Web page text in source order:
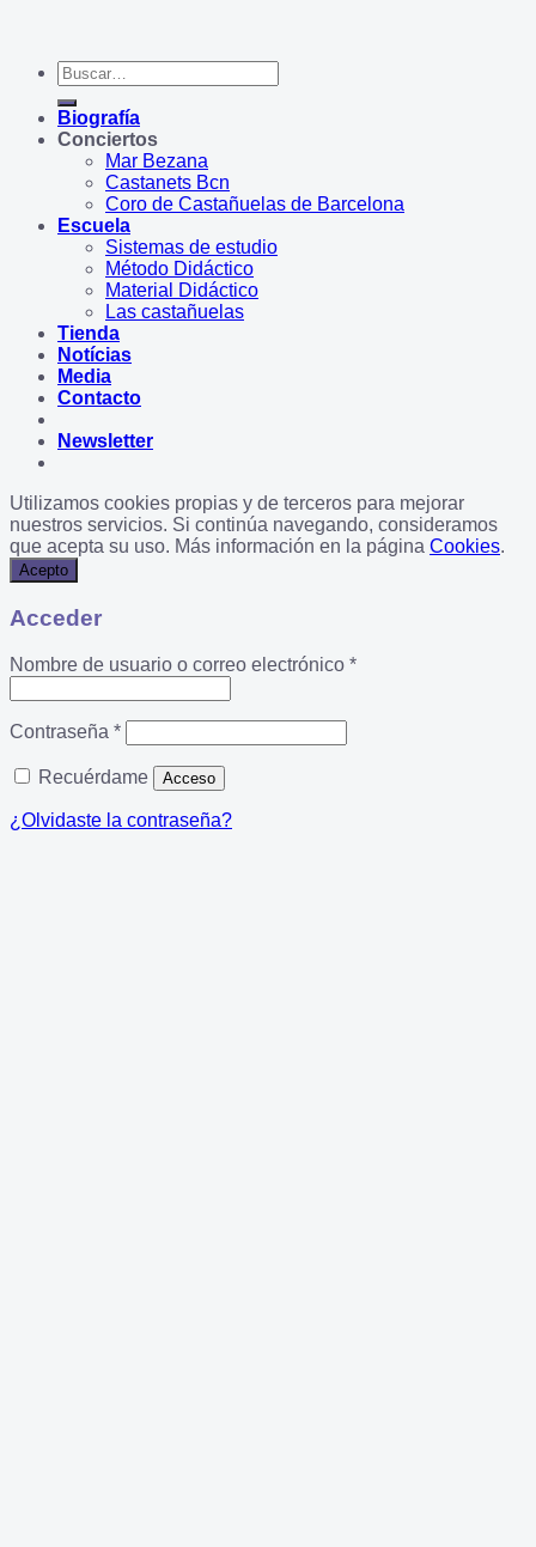
Buscar
por:
Biografía
Conciertos
Mar Bezana
Castanets Bcn
Coro de Castañuelas de Barcelona
Escuela
Sistemas de estudio
Método Didáctico
Material Didáctico
Las castañuelas
Tienda
Notícias
Media
Contacto
Newsletter
Utilizamos cookies propias y de terceros para mejorar
nuestros servicios. Si continúa navegando, consideramos
que acepta su uso. Más información en la página Cookies.
Acepto
Acceder
Nombre de usuario o correo electrónico *Obligatorio
Contraseña *Obligatorio
Recuérdame Acceso
¿Olvidaste la contraseña?